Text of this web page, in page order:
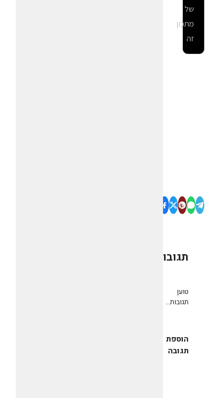
של
מתכון
זה
תגובות
טוען
תגובות...
הוספת
תגובה